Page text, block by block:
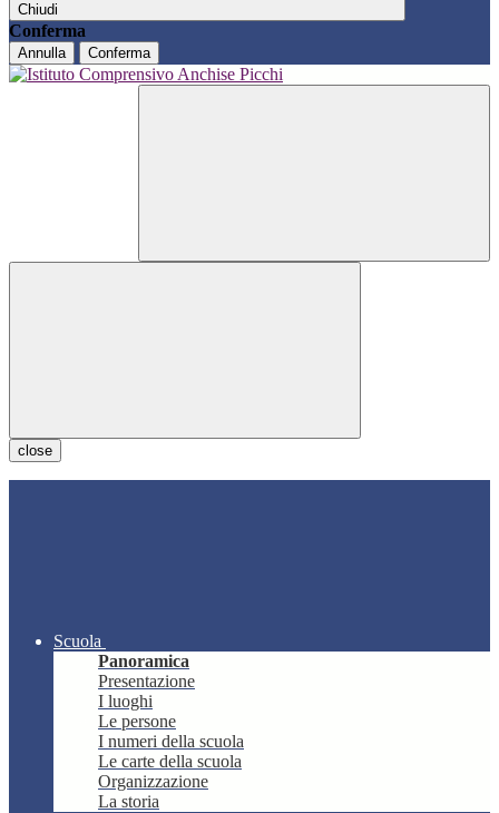
Chiudi
Conferma
Annulla Conferma
close
Scuola
Panoramica
Presentazione
I luoghi
Le persone
I numeri della scuola
Le carte della scuola
Organizzazione
La storia